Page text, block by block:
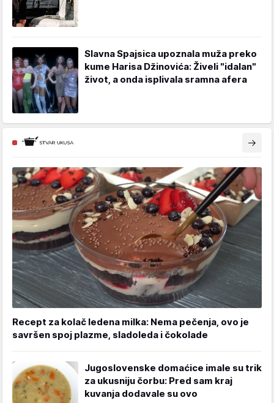
Slavna Spajsica upoznala muža preko
kume Harisa Džinovića: Živeli "idalan"
život, a onda isplivala sramna afera
Recept za kolač ledena milka: Nema pečenja, ovo je
savršen spoj plazme, sladoleda i čokolade
Jugoslovenske domaćice imale su trik
za ukusniju čorbu: Pred sam kraj
kuvanja dodavale su ovo